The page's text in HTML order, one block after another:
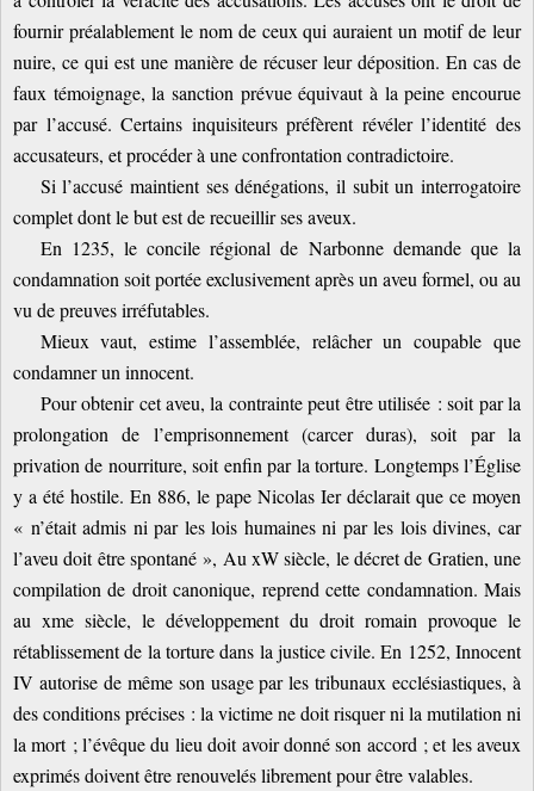
fournir préalablement le nom de ceux qui auraient un motif de leur
nuire, ce qui est une manière de récuser leur déposition. En cas de
faux témoignage, la sanction prévue équivaut à la peine encourue
par l’accusé. Certains inquisiteurs préfèrent révéler l’identité des
accusateurs, et procéder à une confrontation contradictoire.
Si l’accusé maintient ses dénégations, il subit un interrogatoire
complet dont le but est de recueillir ses aveux.
En 1235, le concile régional de Narbonne demande que la
condamnation soit portée exclusivement après un aveu formel, ou au
vu de preuves irréfutables.
Mieux vaut, estime l’assemblée, relâcher un coupable que
condamner un innocent.
Pour obtenir cet aveu, la contrainte peut être utilisée : soit par la
prolongation de l’emprisonnement (carcer duras), soit par la
privation de nourriture, soit enfin par la torture. Longtemps l’Église
y a été hostile. En 886, le pape Nicolas Ier déclarait que ce moyen
« n’était admis ni par les lois humaines ni par les lois divines, car
l’aveu doit être spontané », Au xW siècle, le décret de Gratien, une
compilation de droit canonique, reprend cette condamnation. Mais
au xme siècle, le développement du droit romain provoque le
rétablissement de la torture dans la justice civile. En 1252, Innocent
IV autorise de même son usage par les tribunaux ecclésiastiques, à
des conditions précises : la victime ne doit risquer ni la mutilation ni
la mort ; l’évêque du lieu doit avoir donné son accord ; et les aveux
exprimés doivent être renouvelés librement pour être valables.